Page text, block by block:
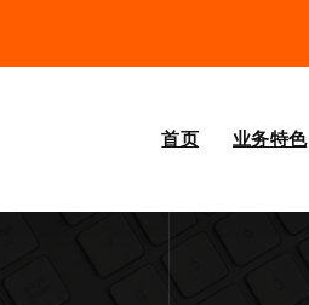
首页 业务特色